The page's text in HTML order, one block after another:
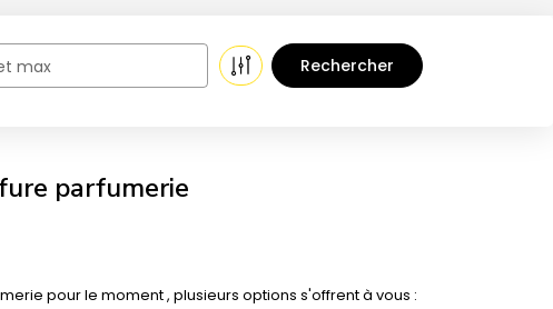
max
parfumerie
pour le moment , plusieurs options s'offrent à vous :